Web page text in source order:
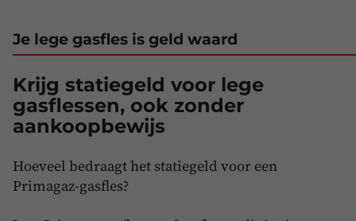
Je lege gasfles is geld waard
Krijg statiegeld voor lege
gasflessen, ook zonder
aankoopbewijs
Hoeveel bedraagt het statiegeld voor een
Primagaz-gasfles?